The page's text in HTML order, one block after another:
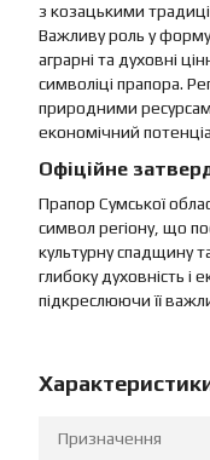
з козацькими
Важливу роль у
аграрні та духовні
символіці прапора.
природними
економічний
Офіційне
Прапор Сумської
символ регіону, що
культурну спадщину
глибоку духовність і
підкреслюючи її
Призначення